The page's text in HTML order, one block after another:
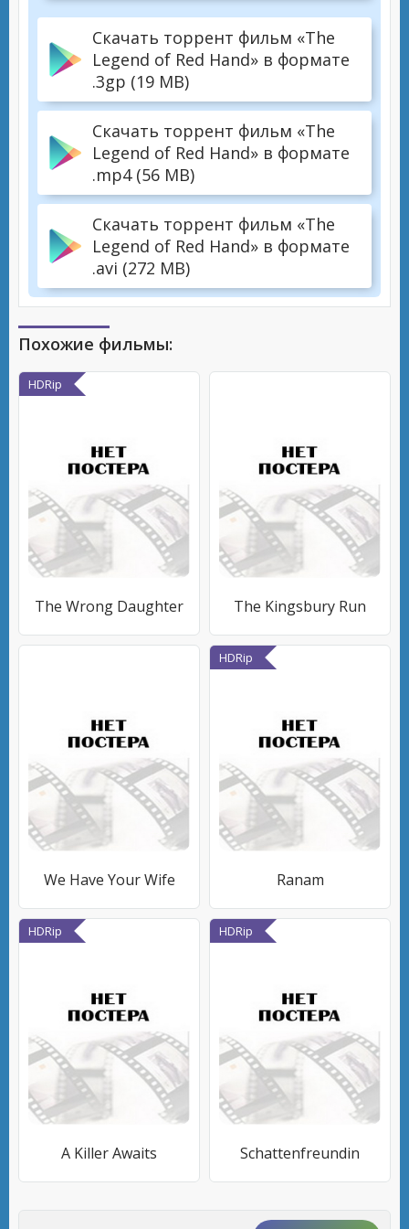
Скачать торрент фильм «The
Legend of Red Hand» в формате
.3gp (19 MB)
Скачать торрент фильм «The
Legend of Red Hand» в формате
.mp4 (56 MB)
Скачать торрент фильм «The
Legend of Red Hand» в формате
.avi (272 MB)
Похожие фильмы:
HDRip
The Wrong Daughter The Kingsbury Run
We Have Your Wife
HDRip
Ranam
HDRip
A Killer Awaits
HDRip
Schattenfreundin